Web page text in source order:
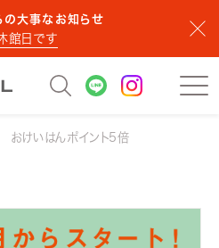
大事なお知らせ
館日です
おけいはんポイント5倍